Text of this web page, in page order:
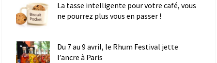
La tasse intelligente pour votre café, vous
ne pourrez plus vous en passer !
Du 7 au 9 avril, le Rhum Festival jette
l’ancre à Paris